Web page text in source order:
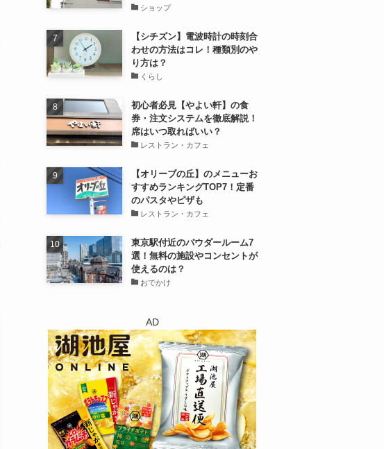
ショップ
【シチズン】電波時計の時刻合
わせの方法はコレ！種類別のや
り方は？
くらし
初心者必見【やよい軒】の食
券・注文システムを徹底解説！
席はいつ取ればいい？
レストラン・カフェ
【オリーブの丘】のメニューお
すすめランキングTOP7！定番
のパスタやピザも
レストラン・カフェ
東京駅付近のパウダールーム7
選！無料の施設やコンセントが
使えるのは？
おでかけ
AD